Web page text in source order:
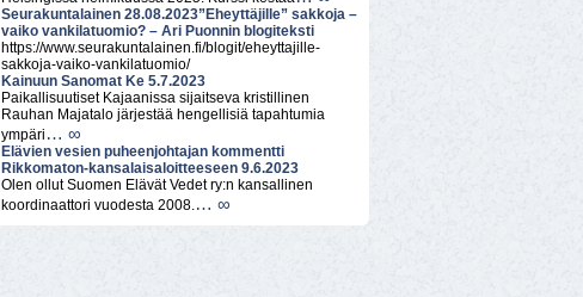
Seurakuntalainen 28.08.2023”Eheyttäjille” sakkoja –
vaiko vankilatuomio? – Ari Puonnin blogiteksti
https://www.seurakuntalainen.fi/blogit/eheyttajille-
sakkoja-vaiko-vankilatuomio/
Kainuun Sanomat Ke 5.7.2023
Paikallisuutiset Kajaanissa sijaitseva kristillinen
Rauhan Majatalo järjestää hengellisiä tapahtumia
ympäri … ∞
Elävien vesien puheenjohtajan kommentti
Rikkomaton-kansalaisaloitteeseen 9.6.2023
Olen ollut Suomen Elävät Vedet ry:n kansallinen
koordinaattori vuodesta 2008.… ∞